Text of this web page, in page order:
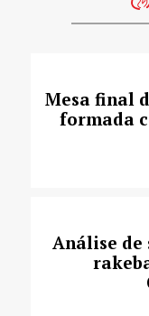
Mesa final
formada
Análise de